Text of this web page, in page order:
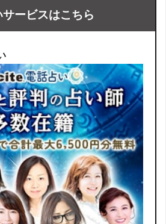
ービスはこちら